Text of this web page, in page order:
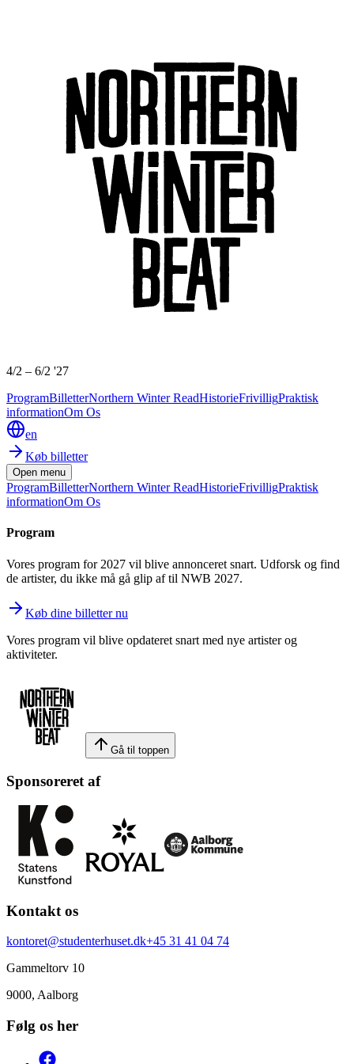
4/2 – 6/2 '27
ProgramBilletterNorthern Winter ReadHistorieFrivilligPraktisk
informationOm Os
en
Køb billetter
Open menu
ProgramBilletterNorthern Winter ReadHistorieFrivilligPraktisk
informationOm Os
Program
Vores program for 2027 vil blive annonceret snart. Udforsk og find
de artister, du ikke må gå glip af til NWB 2027.
Køb dine billetter nu
Vores program vil blive opdateret snart med nye artister og
aktiviteter.
Gå til toppen
Sponsoreret af
Kontakt os
kontoret@studenterhuset.dk+45 31 41 04 74
Gammeltorv 10
9000, Aalborg
Følg os her